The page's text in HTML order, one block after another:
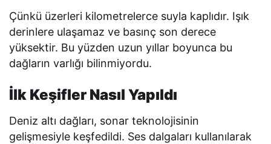
Çünkü üzerleri kilometrelerce suyla kaplıdır. Işık
derinlere ulaşamaz ve basınç son derece
yüksektir. Bu yüzden uzun yıllar boyunca bu
dağların varlığı bilinmiyordu.
İlk Keşifler Nasıl Yapıldı
Deniz altı dağları, sonar teknolojisinin
gelişmesiyle keşfedildi. Ses dalgaları kullanılarak